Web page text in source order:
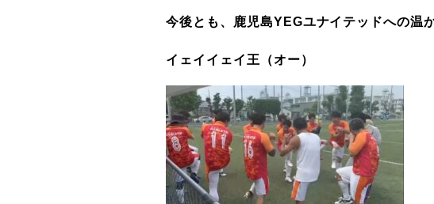
今後とも、鹿児島YEGユナイテッドへの温
イェイイェイ王（オー）